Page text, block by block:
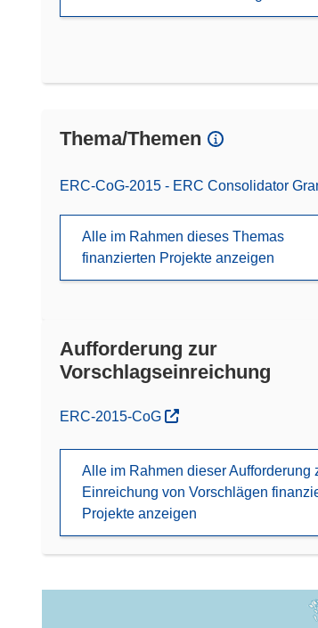
Thema/Themen
ERC-CoG-2015 - ERC Consolidator
Alle im Rahmen dieses Themas
finanzierten Projekte anzeigen
Aufforderung zur
Vorschlagseinreichung
(öffnet in neuem Fenster)
ERC-2015-CoG
Alle im Rahmen dieser Aufforderung
Einreichung von Vorschlägen
Projekte anzeigen